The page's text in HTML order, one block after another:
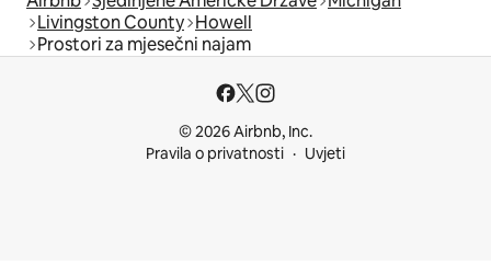
Livingston County Howell
Prostori za mjesečni najam
© 2026 Airbnb, Inc.
Pravila o privatnosti
Uvjeti